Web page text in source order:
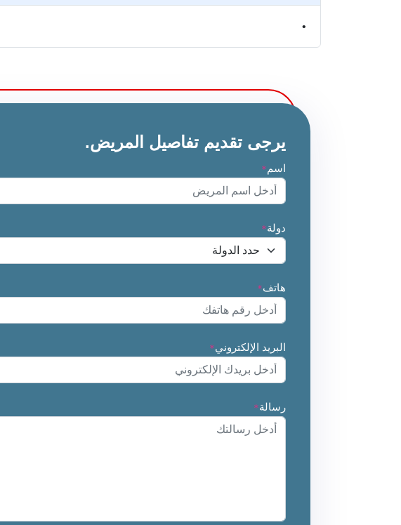
•
يرجى تقديم تفاصيل المريض.
اسم *
دولة*
هاتف*
البريد الإلكتروني*
رسالة*